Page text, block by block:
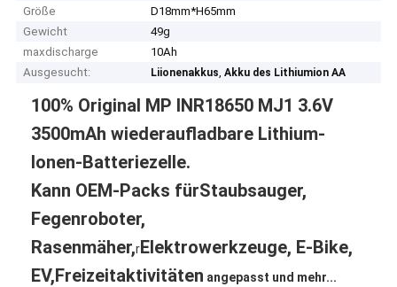
Größe
D18mm*H65mm
Gewicht
49g
maxdischarge
10Ah
Ausgesucht:
Liionenakkus,Akku des Lithiumion AA
100% Original MP INR18650 MJ1 3.6V
3500mAh wiederaufladbare Lithium-
Ionen-Batteriezelle.
Kann OEM-Packs fürStaubsauger,
Fegenroboter,
Rasenmäher,rElektrowerkzeuge, E-Bike,
EV,Freizeitaktivitäten angepasst und mehr...